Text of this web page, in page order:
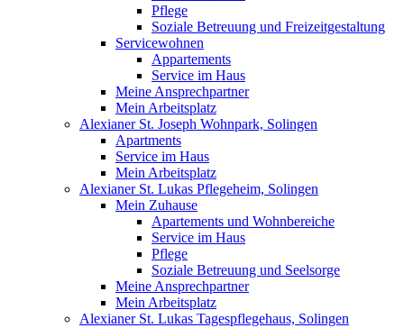
Pflege
Soziale Betreuung und Freizeitgestaltung
Servicewohnen
Appartements
Service im Haus
Meine Ansprechpartner
Mein Arbeitsplatz
Alexianer St. Joseph Wohnpark, Solingen
Apartments
Service im Haus
Mein Arbeitsplatz
Alexianer St. Lukas Pflegeheim, Solingen
Mein Zuhause
Apartements und Wohnbereiche
Service im Haus
Pflege
Soziale Betreuung und Seelsorge
Meine Ansprechpartner
Mein Arbeitsplatz
Alexianer St. Lukas Tagespflegehaus, Solingen